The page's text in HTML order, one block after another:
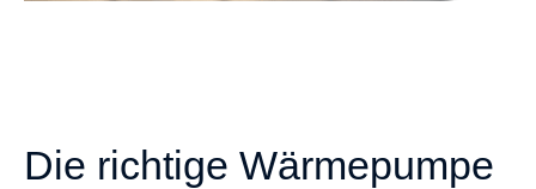
Die richtige Wärmepumpe